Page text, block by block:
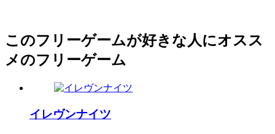
このフリーゲームが好きな人にオスス
メのフリーゲーム
イレヴンナイツ